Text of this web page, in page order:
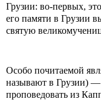
Грузии: во-первых,
его памяти в Грузии
святую
Особо почитаемой
называют в Грузии)
проповедовать из